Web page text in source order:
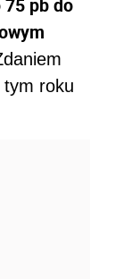
pb do
tym roku